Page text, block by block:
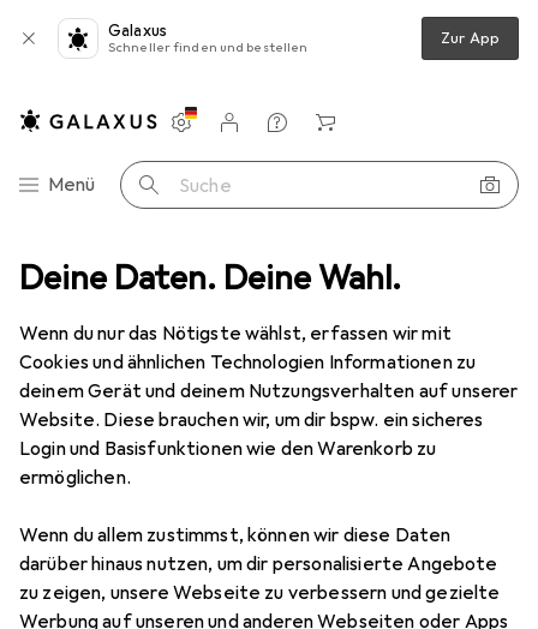
Deine Daten. Deine Wahl.
Wenn du nur das Nötigste wählst, erfassen wir mit
Cookies und ähnlichen Technologien Informationen zu
deinem Gerät und deinem Nutzungsverhalten auf unserer
Website. Diese brauchen wir, um dir bspw. ein sicheres
Login und Basisfunktionen wie den Warenkorb zu
ermöglichen.
Wenn du allem zustimmst, können wir diese Daten
darüber hinaus nutzen, um dir personalisierte Angebote
zu zeigen, unsere Webseite zu verbessern und gezielte
Werbung auf unseren und anderen Webseiten oder Apps
Galaxus
Schneller finden und bestellen Zur App
Navigation nach Kategorien
Menü Suche
Einstellungen
Kundenkonto
Vergleichslisten
Merklisten
Warenkorb
Alles in Mode Bekleidung Shirts Urban Classics Tall Tee
10 Bilder
Urban Classics Tall Tee
Preis in EUR inkl. MwSt.
EUR
21,43
Bewertungen Marke